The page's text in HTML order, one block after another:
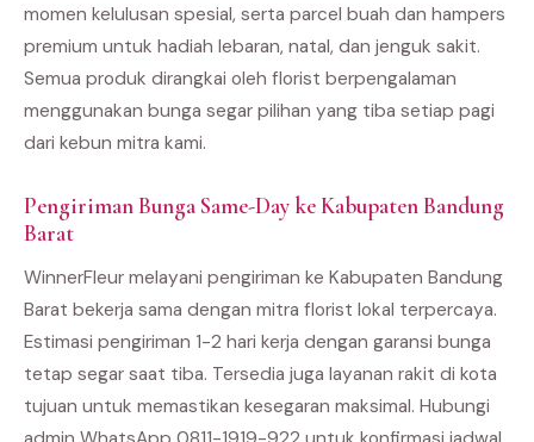
momen kelulusan spesial, serta parcel buah dan hampers
premium untuk hadiah lebaran, natal, dan jenguk sakit.
Semua produk dirangkai oleh florist berpengalaman
menggunakan bunga segar pilihan yang tiba setiap pagi
dari kebun mitra kami.
Pengiriman Bunga Same-Day ke Kabupaten Bandung
Barat
WinnerFleur melayani pengiriman ke Kabupaten Bandung
Barat bekerja sama dengan mitra florist lokal terpercaya.
Estimasi pengiriman 1-2 hari kerja dengan garansi bunga
tetap segar saat tiba. Tersedia juga layanan rakit di kota
tujuan untuk memastikan kesegaran maksimal. Hubungi